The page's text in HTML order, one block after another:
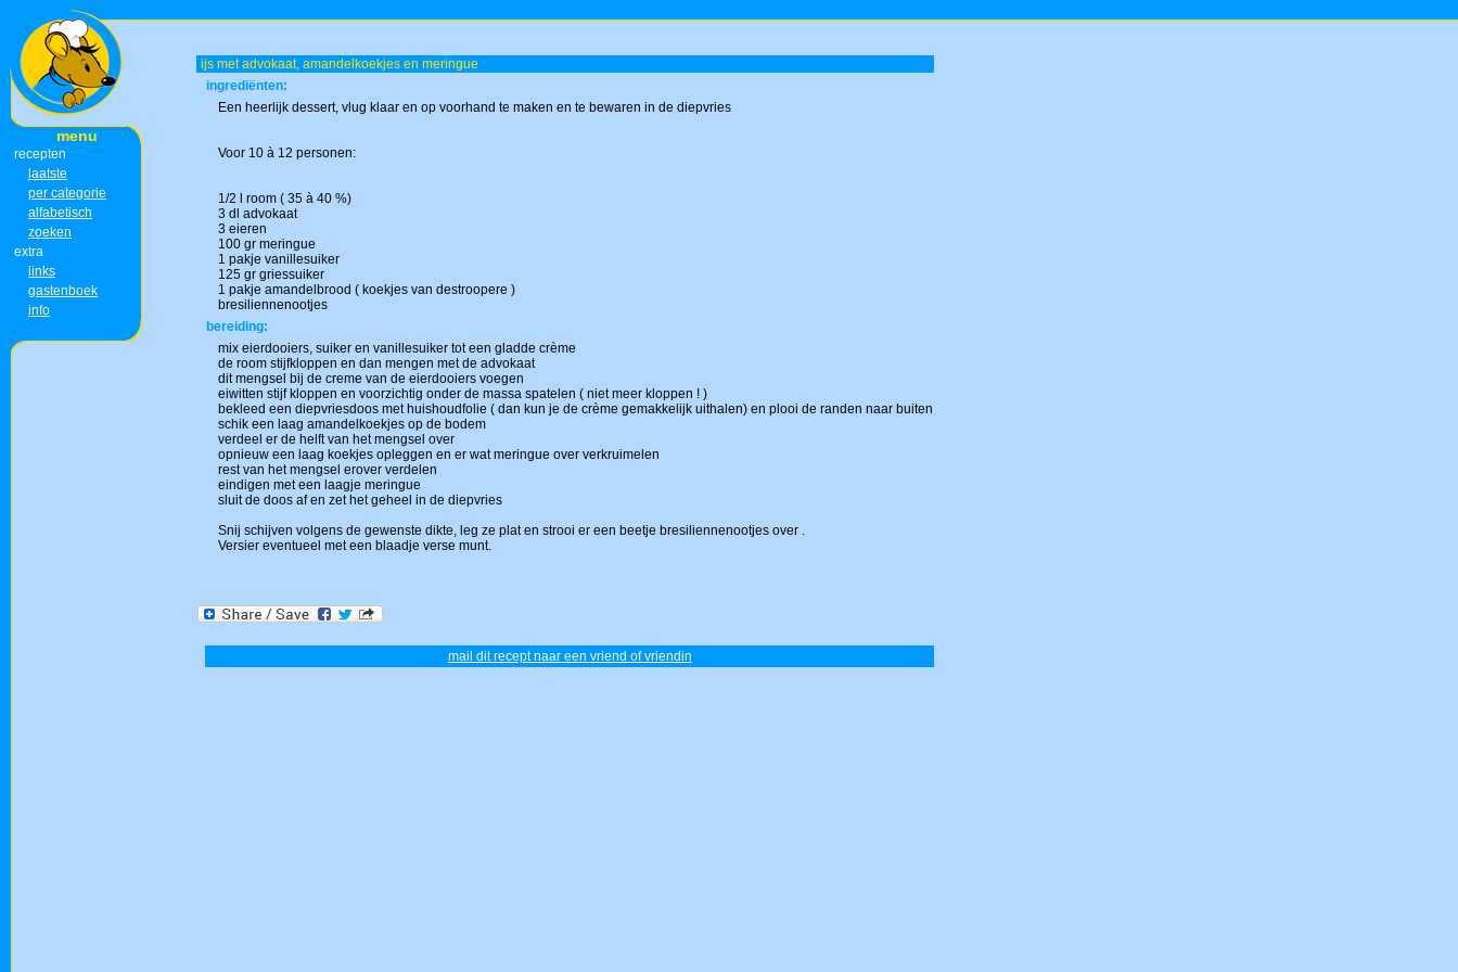
menu
recepten
laatste
per categorie
alfabetisch
zoeken
extra
links
gastenboek
info
ijs met advokaat, amandelkoekjes en meringue
ingrediënten:
Een heerlijk dessert, vlug klaar en op voorhand te maken en te bewaren in de diepvries
Voor 10 à 12 personen:
1/2 l room ( 35 à 40 %)
3 dl advokaat
3 eieren
100 gr meringue
1 pakje vanillesuiker
125 gr griessuiker
1 pakje amandelbrood ( koekjes van destroopere )
bresiliennenootjes
bereiding:
mix eierdooiers, suiker en vanillesuiker tot een gladde crème
de room stijfkloppen en dan mengen met de advokaat
dit mengsel bij de creme van de eierdooiers voegen
eiwitten stijf kloppen en voorzichtig onder de massa spatelen ( niet meer kloppen ! )
bekleed een diepvriesdoos met huishoudfolie ( dan kun je de crème gemakkelijk uithalen) en plooi de randen naar buiten
schik een laag amandelkoekjes op de bodem
verdeel er de helft van het mengsel over
opnieuw een laag koekjes opleggen en er wat meringue over verkruimelen
rest van het mengsel erover verdelen
eindigen met een laagje meringue
sluit de doos af en zet het geheel in de diepvries
Snij schijven volgens de gewenste dikte, leg ze plat en strooi er een beetje bresiliennenootjes over .
Versier eventueel met een blaadje verse munt.
mail dit recept naar een vriend of vriendin